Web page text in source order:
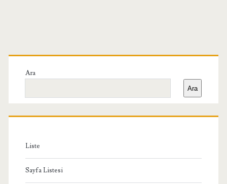
Birincil
Yan
Menü
Ara
Ara
Liste
Sayfa Listesi